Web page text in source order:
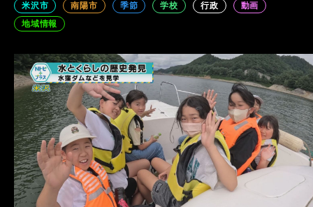
米沢市 南陽市 季節 学校 行政
動画
地域情報